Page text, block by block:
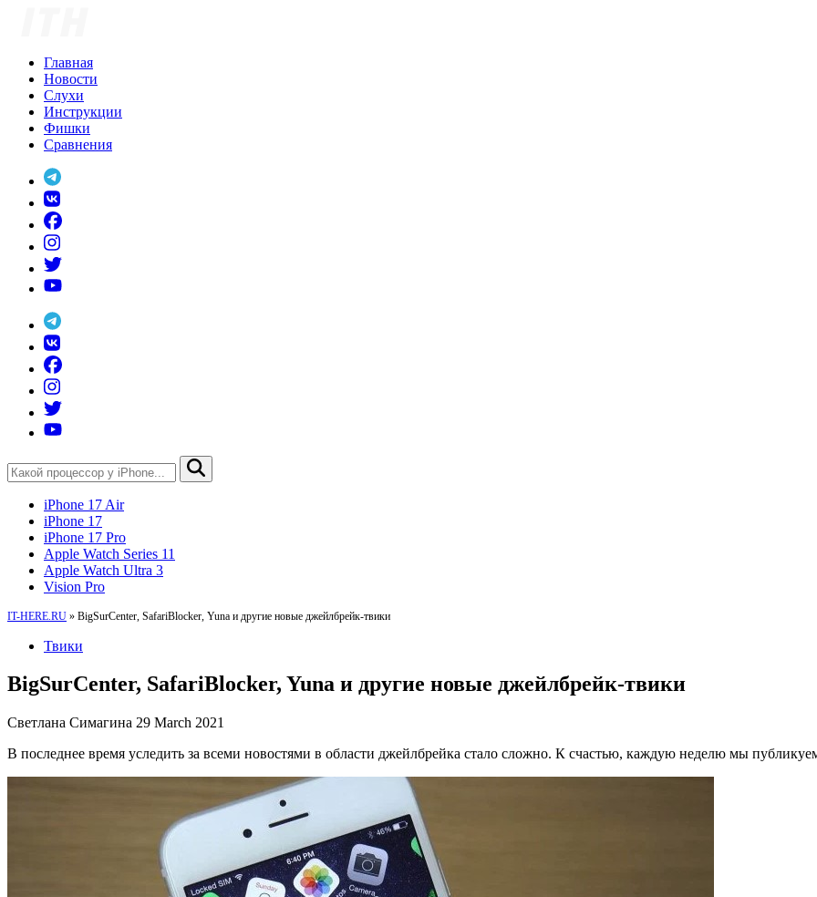
Главная
Новости
Слухи
Инструкции
Фишки
Сравнения
iPhone 17 Air
iPhone 17
iPhone 17 Pro
Apple Watch Series 11
Apple Watch Ultra 3
Vision Pro
IT-HERE.RU » BigSurCenter, SafariBlocker, Yuna и другие новые джейлбрейк-твики
Твики
BigSurCenter, SafariBlocker, Yuna и другие новые джейлбрейк-твики
Светлана Симагина 29 March 2021
В последнее время уследить за всеми новостями в области джейлбрейка стало сложно. К счастью, каждую неделю мы